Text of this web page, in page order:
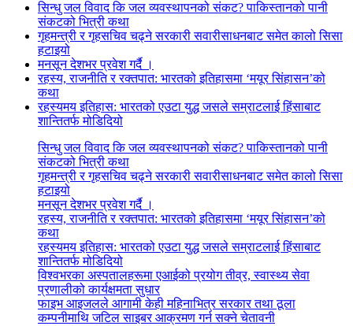
सिन्धु जल विवाद कि जल व्यवस्थापनको संकट? पाकिस्तानको पानी
संकटको भित्री कथा
गृहमन्त्री र गृहसचिव चढ्ने सरकारी सवारीसाधनबाट समेत कालो सिसा
हटाइयो
मनसून देशभर प्रवेश गर्दै ।
रहस्य, राजनीति र रक्तपात: भारतको इतिहासमा ‘मयूर सिंहासन’को
कथा
रहस्यमय इतिहास: भारतको एउटा युद्ध जसले सम्राटलाई हिंसाबाट
शान्तितर्फ मोडिदियो
सिन्धु जल विवाद कि जल व्यवस्थापनको संकट? पाकिस्तानको पानी
संकटको भित्री कथा
गृहमन्त्री र गृहसचिव चढ्ने सरकारी सवारीसाधनबाट समेत कालो सिसा
हटाइयो
मनसून देशभर प्रवेश गर्दै ।
रहस्य, राजनीति र रक्तपात: भारतको इतिहासमा ‘मयूर सिंहासन’को
कथा
रहस्यमय इतिहास: भारतको एउटा युद्ध जसले सम्राटलाई हिंसाबाट
शान्तितर्फ मोडिदियो
विश्वभरका अस्पतालहरूमा एआईको प्रयोग तीव्र, स्वास्थ्य सेवा
प्रणालीको कार्यक्षमता सुधार
फाइभ आइजलले आगामी केही महिनाभित्र सरकार तथा ठूला
कम्पनीमाथि जटिल साइबर आक्रमण गर्न सक्ने चेतावनी